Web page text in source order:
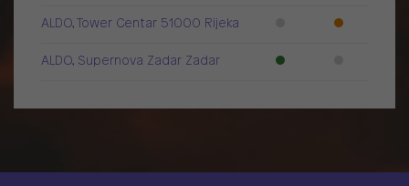
ALDO, Tower Centar 51000 Rijeka
ALDO, Supernova Zadar Zadar